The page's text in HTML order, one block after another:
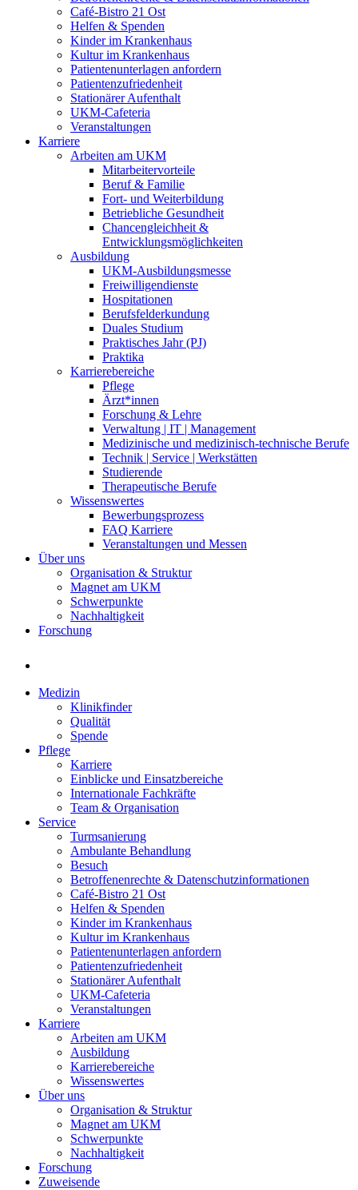
Café-Bistro 21 Ost
Helfen & Spenden
Kinder im Krankenhaus
Kultur im Krankenhaus
Patientenunterlagen anfordern
Patientenzufriedenheit
Stationärer Aufenthalt
UKM-Cafeteria
Veranstaltungen
Karriere
Arbeiten am UKM
Mitarbeitervorteile
Beruf & Familie
Fort- und Weiterbildung
Betriebliche Gesundheit
Chancengleichheit &
Entwicklungsmöglichkeiten
Ausbildung
UKM-Ausbildungsmesse
Freiwilligendienste
Hospitationen
Berufsfelderkundung
Duales Studium
Praktisches Jahr (PJ)
Praktika
Karrierebereiche
Pflege
Ärzt*innen
Forschung & Lehre
Verwaltung | IT | Management
Medizinische und medizinisch-technische Berufe
Technik | Service | Werkstätten
Studierende
Therapeutische Berufe
Wissenswertes
Bewerbungsprozess
FAQ Karriere
Veranstaltungen und Messen
Über uns
Organisation & Struktur
Magnet am UKM
Schwerpunkte
Nachhaltigkeit
Forschung
Medizin
Klinikfinder
Qualität
Spende
Pflege
Karriere
Einblicke und Einsatzbereiche
Internationale Fachkräfte
Team & Organisation
Service
Turmsanierung
Ambulante Behandlung
Besuch
Betroffenenrechte & Datenschutzinformationen
Café-Bistro 21 Ost
Helfen & Spenden
Kinder im Krankenhaus
Kultur im Krankenhaus
Patientenunterlagen anfordern
Patientenzufriedenheit
Stationärer Aufenthalt
UKM-Cafeteria
Veranstaltungen
Karriere
Arbeiten am UKM
Ausbildung
Karrierebereiche
Wissenswertes
Über uns
Organisation & Struktur
Magnet am UKM
Schwerpunkte
Nachhaltigkeit
Forschung
Zuweisende